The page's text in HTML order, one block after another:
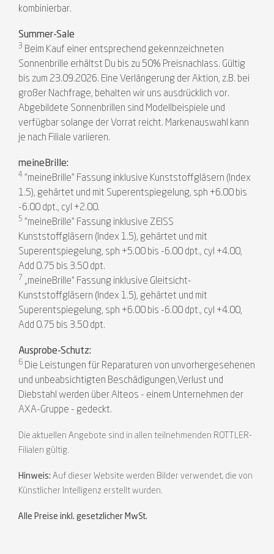
kombinierbar.
Summer-Sale
3 Beim Kauf einer entsprechend gekennzeichneten
Sonnenbrille erhältst Du bis zu 50% Preisnachlass. Gültig
bis zum 23.09.2026. Eine Verlängerung der Aktion, z.B. bei
großer Nachfrage, behalten wir uns ausdrücklich vor.
Abgebildete Sonnenbrillen sind Modellbeispiele und
verfügbar solange der Vorrat reicht. Markenauswahl kann
je nach Filiale variieren.
meineBrille:
4 "meineBrille" Fassung inklusive Kunststoffgläsern (Index
1.5), gehärtet und mit Superentspiegelung, sph +6.00 bis
-6.00 dpt., cyl +2.00.
5 "meineBrille" Fassung inklusive ZEISS
Kunststoffgläsern (Index 1.5), gehärtet und mit
Superentspiegelung, sph +5.00 bis -6.00 dpt., cyl +4.00,
Add 0.75 bis 3.50 dpt.
7 „meineBrille“ Fassung inklusive Gleitsicht-
Kunststoffgläsern (Index 1.5), gehärtet und mit
Superentspiegelung, sph +6.00 bis -6.00 dpt., cyl +4.00,
Add 0.75 bis 3.50 dpt.
Ausprobe-Schutz:
6 Die Leistungen für Reparaturen von unvorhergesehenen
und unbeabsichtigten Beschädigungen,Verlust und
Diebstahl werden über Alteos - einem Unternehmen der
AXA-Gruppe - gedeckt.
Die aktuellen Angebote sind in allen teilnehmenden ROTTLER-
Filialen gültig.
Hinweis: Auf dieser Website werden Bilder verwendet, die von
Künstlicher Intelligenz erstellt wurden.
Alle Preise inkl. gesetzlicher MwSt.